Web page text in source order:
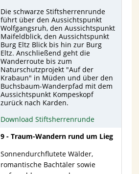
Die schwarze Stiftsherrenrunde
führt über den Aussichtspunkt
Wolfgangsruh, den Aussichtspunkt
Maifeldblick, den Aussichtspunkt
Burg Eltz Blick bis hin zur Burg
Eltz. Anschließend geht die
Wanderroute bis zum
Naturschutzprojekt "Auf der
Krabaun" in Müden und über den
Buchsbaum-Wanderpfad mit dem
Aussichtspunkt Kompeskopf
zurück nach Karden.
Download Stiftsherrenrunde
9 - Traum-Wandern rund um Lieg
Sonnendurchflutete Wälder,
romantische Bachtäler sowie